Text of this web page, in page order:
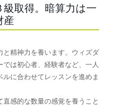
級取得。暗算力は一
産
と精神力を養います。ウィズダ
では初心者、経験者など、一人
ルに合わせてレッスンを進めま
直感的な数量の感覚を養うこと